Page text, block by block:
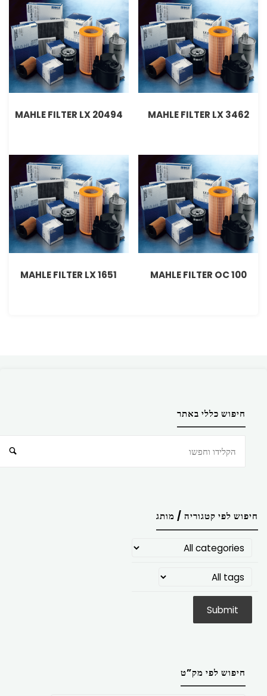
MAHLE FILTER LX 3462
MAHLE FILTER LX 20494
MAHLE FILTER OC 100
MAHLE FILTER LX 1651
חיפוש כללי באתר
חיפוש לפי קטגוריה / מותג
חיפוש לפי מק”ט